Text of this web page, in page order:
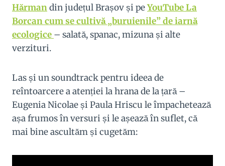
Hărmandin județul Brașov și peYouTube La
Borcan cum se cultivă „buruienile” de iarnă
ecologice – salată, spanac, mizuna și alte
verzituri.
Las și un soundtrack pentru ideea de
reîntoarcere a atenției la hrana de la țară –
Eugenia Nicolae și Paula Hriscu le împachetează
așa frumos în versuri și le așează în suflet, că
mai bine ascultăm și cugetăm: